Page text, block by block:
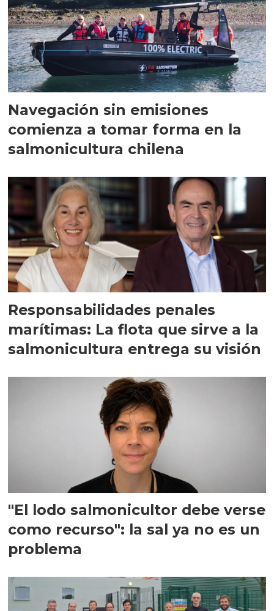
Navegación sin emisiones
comienza a tomar forma en la
salmonicultura chilena
Responsabilidades penales
marítimas: La flota que sirve a la
salmonicultura entrega su visión
"El lodo salmonicultor debe verse
como recurso": la sal ya no es un
problema